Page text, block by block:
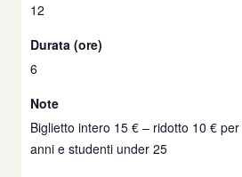
12
Durata (ore)
6
Note
Biglietto intero 15 € – ridotto 10 €
anni e studenti under 25